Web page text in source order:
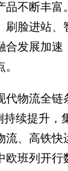
品不断丰富
刷脸进站
合发展加
代物流全链
续提升，
流、高铁
欧班列开行